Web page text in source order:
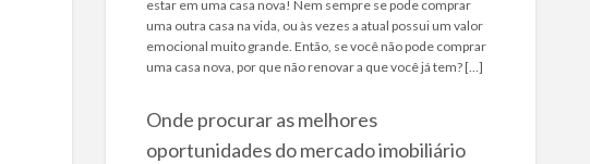
estar em uma casa nova! Nem sempre se pode comprar
uma outra casa na vida, ou às vezes a atual possui um valor
emocional muito grande. Então, se você não pode comprar
uma casa nova, por que não renovar a que você já tem? […]
Onde procurar as melhores
oportunidades do mercado imobiliário